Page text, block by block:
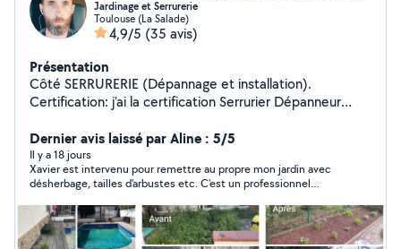
Jardinage et Serrurerie
Toulouse (La Salade)
4,9/5 (35 avis)
Présentation
Côté SERRURERIE (Dépannage et installation).
Certification: j'ai la certification Serrurier Dépanneur
claquée 24/24. Remplacement de cylindres toutes
marques. Installation de verrous et serrures. Côté
JARDIN (entretien et remise au propre). CESU possible
(crédit d'impôt à 50%) Tonte de pelouse et
débroussaillage. Tailles de haies arbustes et rosiers.
Évacuation des déchets verts. Dechetterie
Dernier avis laissé par Aline : 5/5
Il y a 18 jours
Xavier est intervenu pour remettre au propre mon jardin avec
désherbage, tailles d'arbustes etc. C'est un professionnel
suis contente du résultat, et ferai de nouveau appel à lui sans
aucun doute. Le plus : l'évacuation des déchets est comprise
dans la prestation, ce qui rend le tarif vraiment attractif.